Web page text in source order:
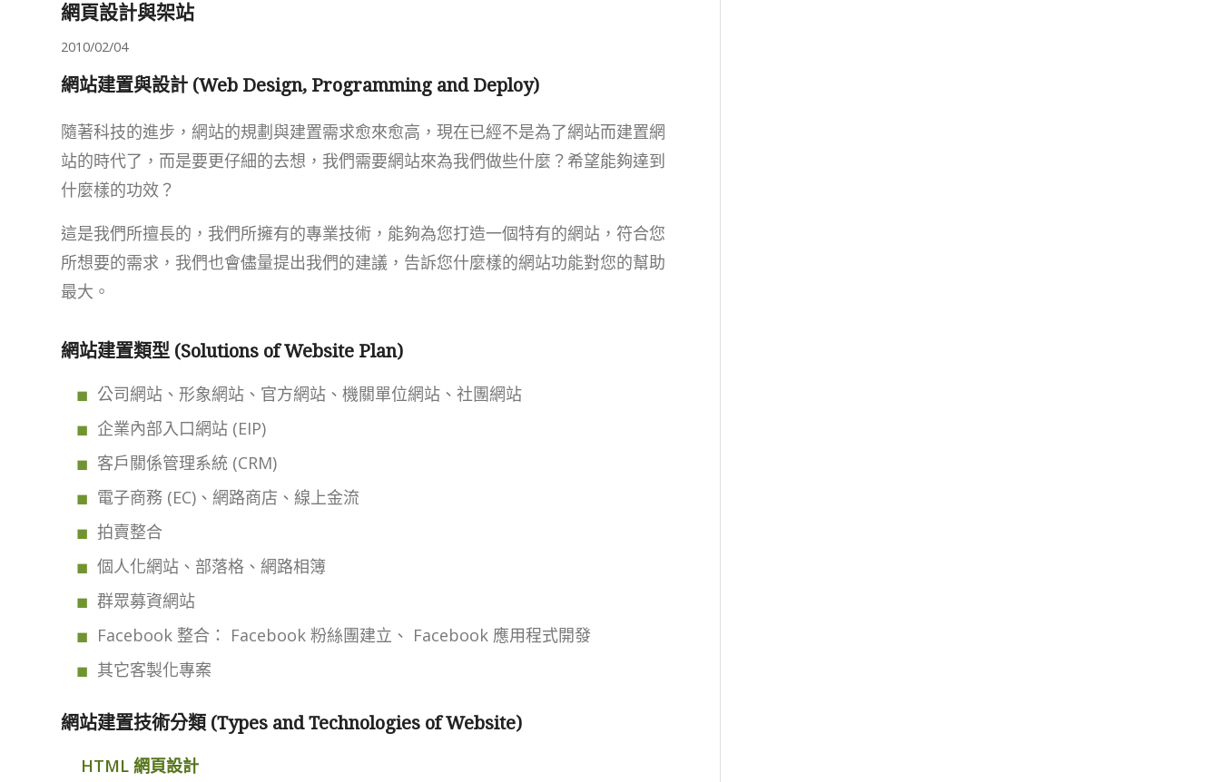
網頁設計與架站
2010/02/04
網站建置與設計 (Web Design, Programming and Deploy)
隨著科技的進步，網站的規劃與建置需求愈來愈高，現在已經不是為了網站而建置網
站的時代了，而是要更仔細的去想，我們需要網站來為我們做些什麼？希望能夠達到
什麼樣的功效？
這是我們所擅長的，我們所擁有的專業技術，能夠為您打造一個特有的網站，符合您
所想要的需求，我們也會儘量提出我們的建議，告訴您什麼樣的網站功能對您的幫助
最大。
網站建置類型 (Solutions of Website Plan)
公司網站、形象網站、官方網站、機關單位網站、社團網站
企業內部入口網站 (EIP)
客戶關係管理系統 (CRM)
電子商務 (EC)、網路商店、線上金流
拍賣整合
個人化網站、部落格、網路相簿
群眾募資網站
Facebook 整合： Facebook 粉絲團建立、 Facebook 應用程式開發
其它客製化專案
網站建置技術分類 (Types and Technologies of Website)
HTML 網頁設計